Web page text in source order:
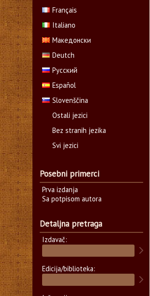
Français
Italiano
Македонски
Deutch
Русский
Español
Slovenščina
Ostali jezici
Bez stranih jezika
Svi jezici
Posebni primerci
Prva izdanja
Sa potpisom autora
Detaljna pretraga
Izdavač:
Edicija/biblioteka: